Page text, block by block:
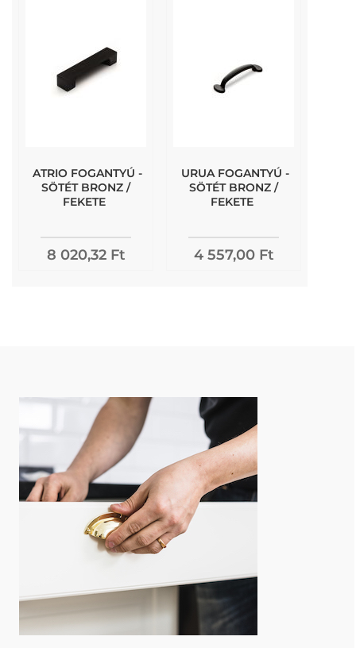
ATRIO FOGANTYÚ -
SÖTÉT BRONZ /
FEKETE
8 020,32 Ft
URUA FOGANTYÚ -
SÖTÉT BRONZ /
FEKETE
4 557,00 Ft